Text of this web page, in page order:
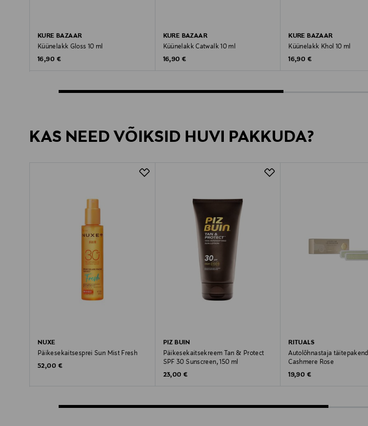
KURE BAZAAR
Küünelakk Gloss 10 ml
Original Price
16,90 €
KURE BAZAAR
Küünelakk Catwalk 10 ml
Original Price
16,90 €
KURE BAZAAR
Küünelakk Khol 10 ml
Original Price
16,90 €
KAS NEED VÕIKSID HUVI PAKKUDA?
NUXE
Päikesekaitsesprei Sun Mist Fresh
Original Price
52,00 €
PIZ BUIN
Päikesekaitsekreem Tan & Protect
SPF 30 Sunscreen, 150 ml
Original Price
23,00 €
RITUALS
Autolõhnastaja täitepakend
Cashmere Rose
Original Price
19,90 €